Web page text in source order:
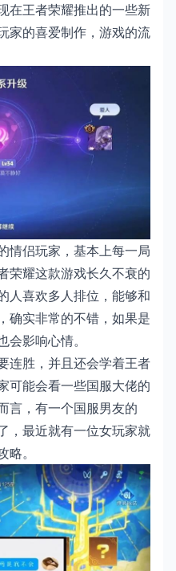
在王者荣耀推出的一些新
家的喜爱制作，游戏的流
情侣玩家，基本上每一局
荣耀这款游戏长久不衰的
人喜欢多人排位，能够和
确实非常的不错，如果是
影响心情。
连胜，并且还会学着王者
可能会看一些国服大佬的
言，有一个国服男友的
，最近就有一位女玩家就
。